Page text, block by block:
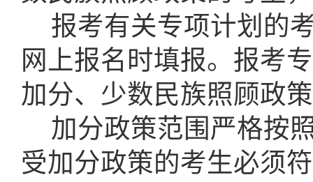
报考有关专项计划的
网上报名时填报。报考
加分、少数民族照顾政
加分政策范围严格按
受加分政策的考生必须